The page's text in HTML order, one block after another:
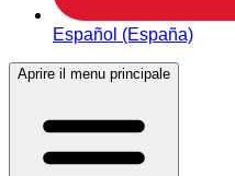
Español (España)
Aprire il menu principale